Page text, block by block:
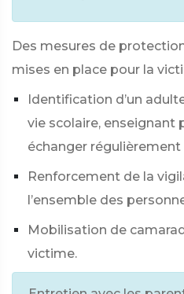
Des mesures de
mises en place pour la
Identification d’un
vie scolaire, enseignant
échanger
Renforcement de la
l’ensemble des
Mobilisation de
victime.